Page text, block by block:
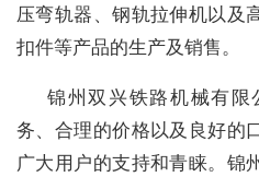
压弯轨器、钢轨拉伸机以及
扣件等产品的生产及销售。
锦州双兴铁路机械有限
务、合理的价格以及良好的
广大用户的支持和青睐。锦